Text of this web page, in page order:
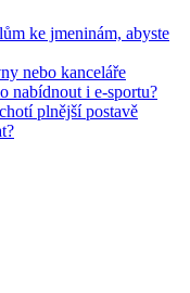
ke jmeninám, abyste
nebo kanceláře
nabídnout i e-sportu?
plnější postavě